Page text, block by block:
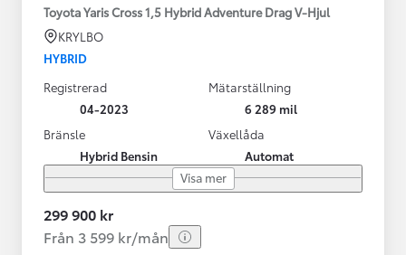
Toyota Yaris Cross 1,5 Hybrid Adventure Drag V-Hjul
KRYLBO
HYBRID
Registrerad
04-2023
Mätarställning
6 289 mil
Bränsle
Hybrid Bensin
Växellåda
Automat
Visa mer
299 900 kr
Från 3 599 kr/mån